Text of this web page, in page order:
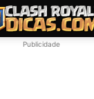
Publicidade